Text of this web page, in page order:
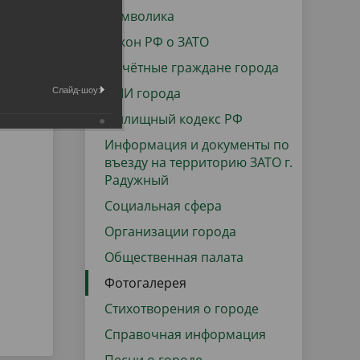
Городская среда
Региональный контроль
Поддержка малого и среднего
предпринимательства
Символика
Закон РФ о ЗАТО
Почётные граждане города
СМИ города
Жилищный кодекс РФ
Информация и документы по
въезду на территорию ЗАТО г.
Радужный
Социальная сфера
Организации города
Общественная палата
Фотогалерея
Стихотворения о городе
Справочная информация
Слайд-шоу: